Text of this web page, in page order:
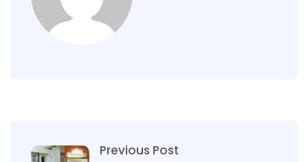
Previous Post